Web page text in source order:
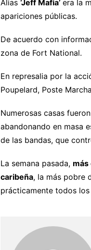
Alias ‘Jeff Mafia’ era la
apariciones públicas.
De acuerdo con
zona de Fort National.
En represalia por la
Poupelard, Poste
Numerosas casas
abandonando en masa
de las bandas, que
La semana pasada, más
caribeña, la más pobre
prácticamente todos